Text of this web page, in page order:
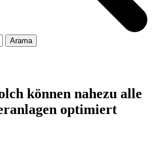
Arama
können nahezu alle
optimiert